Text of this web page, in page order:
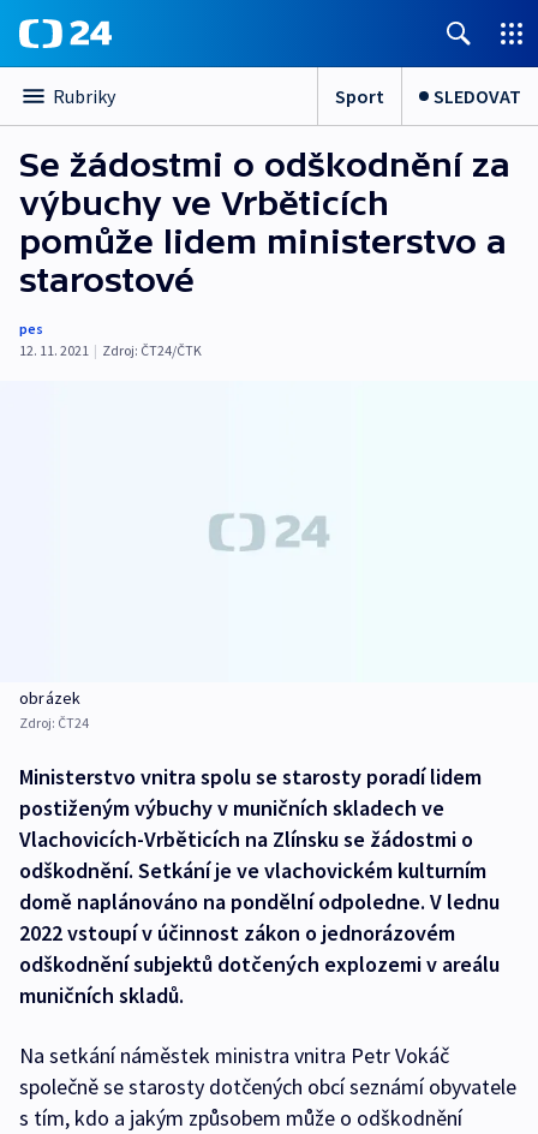
Rubriky Sport SLEDOVAT
Se žádostmi o odškodnění za
výbuchy ve Vrběticích
pomůže lidem ministerstvo a
starostové
pes
12. 11. 2021 | Zdroj: ČT24/ČTK
obrázek
Zdroj: ČT24
Ministerstvo vnitra spolu se starosty poradí lidem
postiženým výbuchy v muničních skladech ve
Vlachovicích-Vrběticích na Zlínsku se žádostmi o
odškodnění. Setkání je ve vlachovickém kulturním
domě naplánováno na pondělní odpoledne. V lednu
2022 vstoupí v účinnost zákon o jednorázovém
odškodnění subjektů dotčených explozemi v areálu
muničních skladů.
Na setkání náměstek ministra vnitra Petr Vokáč
společně se starosty dotčených obcí seznámí obyvatele
s tím, kdo a jakým způsobem může o odškodnění